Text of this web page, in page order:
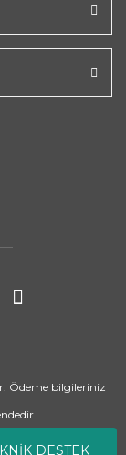
DESTEK
Ödeme bilgileriniz